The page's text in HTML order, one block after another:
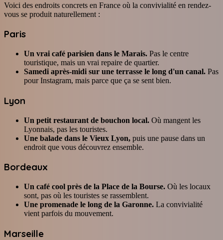
Voici des endroits concrets en France où la convivialité en rendez-
vous se produit naturellement :
Paris
Un vrai café parisien dans le Marais. Pas le centre
touristique, mais un vrai repaire de quartier.
Samedi après-midi sur une terrasse le long d'un canal. Pas
pour Instagram, mais parce que ça se sent bien.
Lyon
Un petit restaurant de bouchon local. Où mangent les
Lyonnais, pas les touristes.
Une balade dans le Vieux Lyon, puis une pause dans un
endroit que vous découvrez ensemble.
Bordeaux
Un café cool près de la Place de la Bourse. Où les locaux
sont, pas où les touristes se rassemblent.
Une promenade le long de la Garonne. La convivialité
vient parfois du mouvement.
Marseille